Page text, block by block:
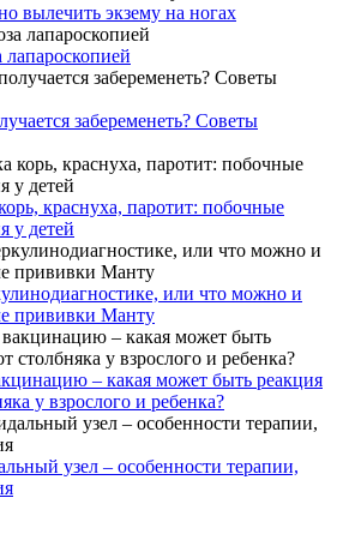
вылечить экзему на ногах
забеременеть? Советы
краснуха, паротит: побочные
у детей
или что можно и
прививки Манту
– какая может быть реакция
у взрослого и ребенка?
узел – особенности терапии,